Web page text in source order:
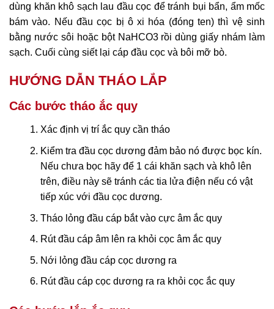
dùng khăn khô sạch lau đầu cọc để tránh bụi bẩn, ẩm mốc
bám vào. Nếu đầu cọc bị ô xi hóa (đóng ten) thì vệ sinh
bằng nước sôi hoặc bột NaHCO3 rồi dùng giấy nhám làm
sạch. Cuối cùng siết lại cáp đầu cọc và bôi mỡ bò.
HƯỚNG DẪN THÁO LẮP
Các bước tháo ắc quy
Xác định vị trí ắc quy cần tháo
Kiểm tra đầu cọc dương đảm bảo nó được bọc kín.
Nếu chưa bọc hãy để 1 cái khăn sạch và khô lên
trên, điều này sẽ tránh các tia lửa điện nếu có vật
tiếp xúc với đầu cọc dương.
Tháo lỏng đầu cáp bắt vào cực âm ắc quy
Rút đầu cáp âm lên ra khỏi cọc âm ắc quy
Nới lỏng đầu cáp cọc dương ra
Rút đầu cáp cọc dương ra ra khỏi cọc ắc quy